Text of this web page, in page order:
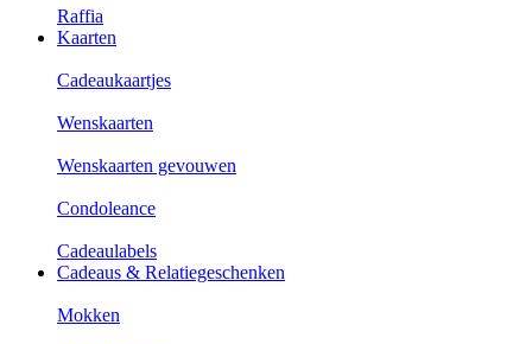
Raffia
Kaarten
Cadeaukaartjes
Wenskaarten
Wenskaarten gevouwen
Condoleance
Cadeaulabels
Cadeaus & Relatiegeschenken
Mokken